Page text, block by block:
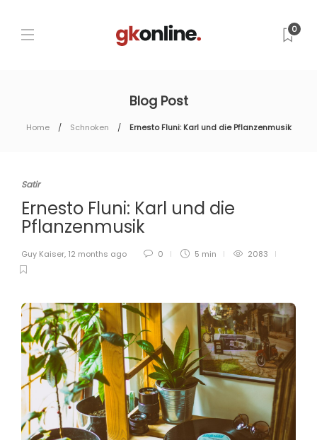
0
Blog Post
Home Schnoken Ernesto Fluni: Karl und die Pflanzenmusik
Satir
Ernesto Fluni: Karl und die
Pflanzenmusik
Guy Kaiser, 12 months ago 0 5 min 2083